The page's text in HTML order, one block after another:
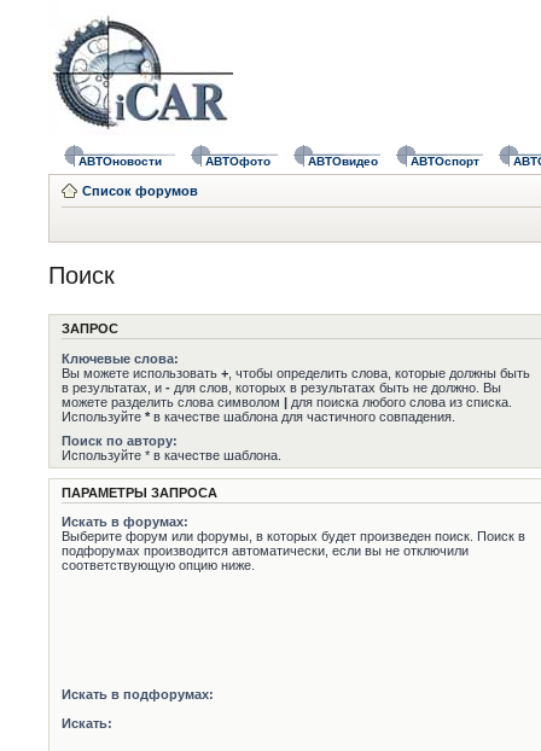
АВТОновости АВТОфото АВТОвидео АВТОспорт
Список форумов
Поиск
ЗАПРОС
Ключевые слова:
Вы можете использовать + , чтобы определить слова, которые должны быть
в результатах, и - для слов, которых в результатах быть не должно. Вы
можете разделить слова символом | для поиска любого слова из списка.
Используйте * в качестве шаблона для частичного совпадения.
Поиск по автору:
Используйте * в качестве шаблона.
ПАРАМЕТРЫ ЗАПРОСА
Искать в форумах:
Выберите форум или форумы, в которых будет произведен поиск. Поиск в
подфорумах производится автоматически, если вы не отключили
соответствующую опцию ниже.
Искать в подфорумах:
Искать: